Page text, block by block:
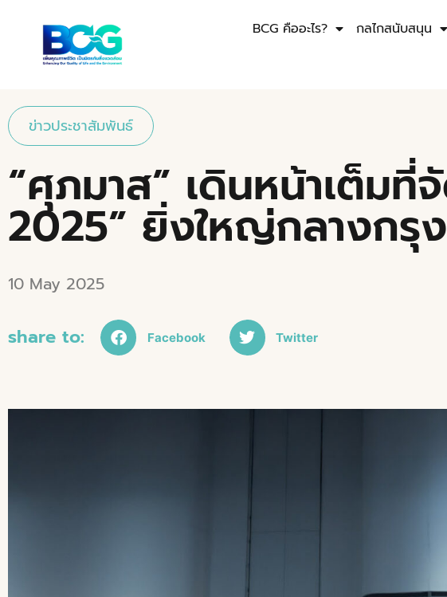
BCG คืออะไร? กลไกสนับสนุน
ข่าวประชาสัมพันธ์
“ศุภมาส” เดินหน้าเต็มที่
2025” ยิ่งใหญ่กลางกรุ
10 May 2025
share to: Facebook Twitter